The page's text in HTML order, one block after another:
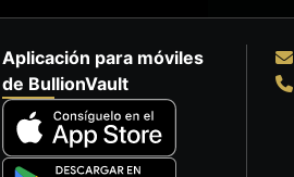
Aplicación para móviles
de BullionVault